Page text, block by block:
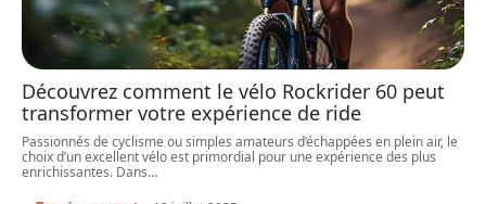
Découvrez comment le vélo Rockrider 60 peut
transformer votre expérience de ride
Passionnés de cyclisme ou simples amateurs d’échappées en plein air, le
choix d’un excellent vélo est primordial pour une expérience des plus
enrichissantes. Dans…